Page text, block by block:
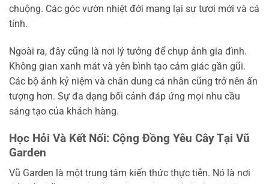
chuộng. Các góc vườn nhiệt đới mang lại sự tươi mới và cá
tính.
Ngoài ra, đây cũng là nơi lý tưởng để chụp ảnh gia đình.
Không gian xanh mát và yên bình tạo cảm giác gần gũi.
Các bộ ảnh kỷ niệm và chân dung cá nhân cũng trở nên ấn
tượng hơn. Sự đa dạng bối cảnh đáp ứng mọi nhu cầu
sáng tạo của khách hàng.
Học Hỏi Và Kết Nối: Cộng Đồng Yêu Cây Tại Vũ
Garden
Vũ Garden là một trung tâm kiến thức thực tiễn. Nó là nơi